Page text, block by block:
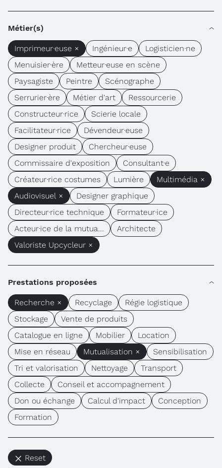
Métier(s)
Imprimeur·euse × Ingénieur·e
Logisticien·ne
Menuisier·ère
Metteur·euse en scène
Paysagiste
Peintre
Scénographe
Serrurier·ère
Métier d'art
Ressourcerie
Constructeur·rice
Scierie locale
Facilitateur·rice
Dévendeur·euse
Designer produit
Chercheur·euse
Commissaire d'exposition
Consultant·e
Créateur·rice costumes
Lumière
Multimédia ×
Audiovisuel ×
Designer graphique
Directeur·rice technique
Formateur·ice
Acteur·ice de la mutua...
Architecte
Valoriste Upcycleur ×
Prestations proposées
Recherche × Recyclage
Régie logistique
Stockage
Vente de produits
Catalogue en ligne
Mobilier
Location
Mise en réseau
Mutualisation ×
Sensibilisation
Tri et valorisation
Nettoyage
Transport
Collecte
Conseil et accompagnement
Don ou échange
Calcul d'impact
Conception
Formation
Reset